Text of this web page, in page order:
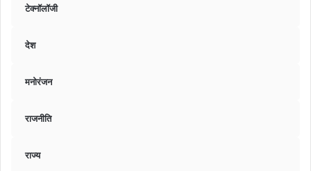
टेक्नॉलॉजी
देश
मनोरंजन
राजनीति
राज्य